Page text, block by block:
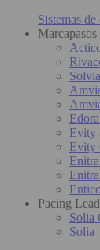
Sistemas
Marcapasos
Evity
Evity
Pacing
Solia
Solia